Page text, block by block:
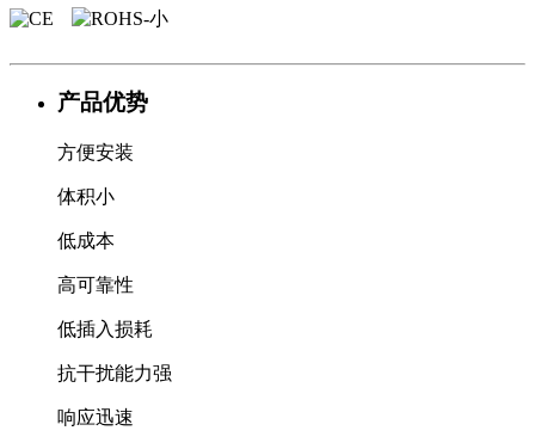
产品优势
方便安装
体积小
低成本
高可靠性
低插入损耗
抗干扰能力强
响应迅速